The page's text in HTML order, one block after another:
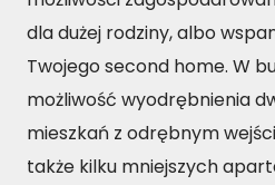
dla dużej rodziny, albo
Twojego second home. W
możliwość wyodrębnienia
mieszkań z odrębnym
także kilku mniejszych